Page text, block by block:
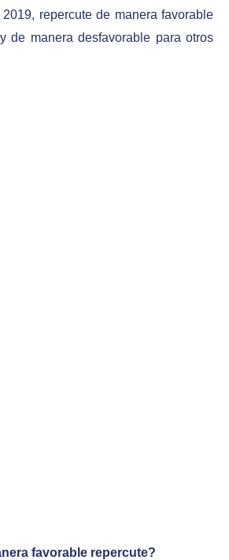
repercute de manera favorable
de manera desfavorable para otros
favorable repercute?